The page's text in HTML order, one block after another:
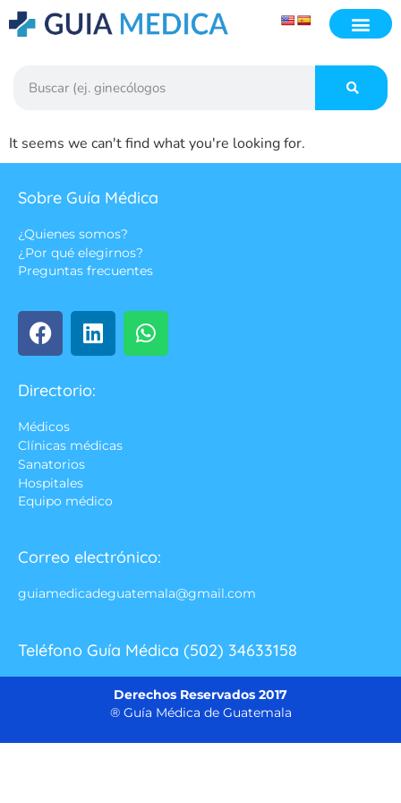
It seems we can't find what you're looking for.
Sobre Guía Médica
¿Quienes somos?
¿Por qué elegirnos?
Preguntas frecuentes
Directorio:
Médicos
Clínicas médicas
Sanatorios
Hospitales
Equipo médico
Correo electrónico:
guiamedicadeguatemala@gmail.com
Teléfono Guía Médica (502) 34633158
Derechos Reservados 2017
® Guía Médica de Guatemala